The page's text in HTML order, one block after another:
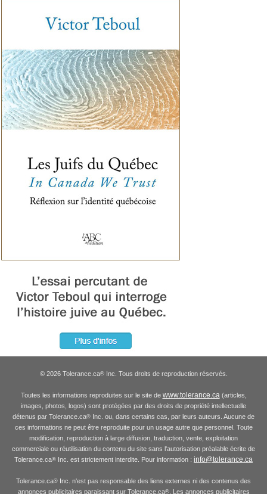
© 2026 Tolerance.ca®Inc. Tous droits de reproduction réservés.
Toutes les informations reproduites sur le site de www.tolerance.ca (articles,
images, photos, logos) sont protégées par des droits de propriété intellectuelle
détenus par Tolerance.ca® Inc. ou, dans certains cas, par leurs auteurs. Aucune de
ces informations ne peut être reproduite pour un usage autre que personnel. Toute
modification, reproduction à large diffusion, traduction, vente, exploitation
commerciale ou réutilisation du contenu du site sans l'autorisation préalable écrite de
Tolerance.ca® Inc. est strictement interdite. Pour information : info@tolerance.ca
Tolerance.ca® Inc. n'est pas responsable des liens externes ni des contenus des
annonces publicitaires paraissant sur Tolerance.ca®. Les annonces publicitaires